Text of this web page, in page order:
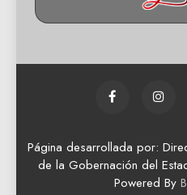
Página desarrollada por:
de la Gobernación del
Powered By